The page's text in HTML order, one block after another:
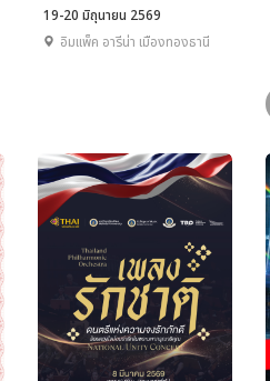
19-20 มิถุนายน 2569
อิมแพ็ค อารีน่า เมืองทองธานี